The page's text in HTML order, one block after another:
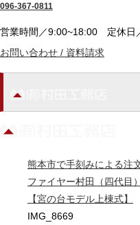
096-367-0811
営業時間／9:00~18:00 定休日
お問い合わせ / 資料請求
熊本市で手刻みによる注
ファイヤー村田（四代目
【宮の台モデル上棟式】
IMG_8669